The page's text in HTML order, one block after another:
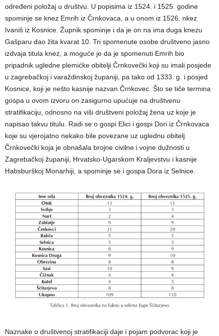
određeni položaj u društvu. U popisima iz 1524. i 1525. godine
spominje se knez Emrih iz Črnkovaca, a u onom iz 1526. nkez
Ivaniš iz Kosnice. Župnik spominje i da je on na ima duga knezu
Gašparu dao žita kvarat 10. Tri spomenute osobe društveno jasno
izdvaja titula knez, a moguće je da je spomenuti Emrih bio
pripadnik ugledne plemićke obitelji Črnkovečki koji su imali posjede
u zagrebačkoj i varaždinskoj županiji, pa tako od 1333. g. i posjed
Kosnice, koji je nešto kasnije nazvan Črnkovec. Što se tiče termina
gospa u ovom izvoru on zasigurno upućuje na društvenu
stratifikaciju, odnosno na viši društveni položaj žena uz koje je
napisao takvu titulu. Radi se o gospi Elici i gospi Dori iz Črnkovaca
koje su vjerojatno nekako bile povezane uz uglednu obitelj
Črnkovečki koja je obnašala brojne civilne i vojne dužnosti u
Zagrebačkoj županiji, Hrvatsko-Ugarskom Kraljevstvu i kasnije
Habsburškoj Monarhiji, a spominje se i gospa Dora iz Selnice.
Naznake o društvenoj stratifikaciji daje i pojam podvorac koji je